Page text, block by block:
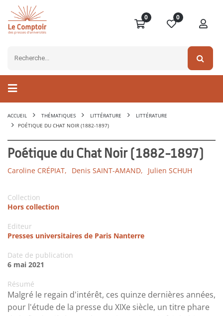
0 0
ACCUEIL THÉMATIQUES LITTÉRATURE
LITTÉRATURE
POÉTIQUE DU CHAT NOIR (1882-1897)
Poétique du Chat Noir (1882-1897)
Caroline CRÉPIAT, Denis SAINT-AMAND, Julien SCHUH
Collection
Hors collection
Editeur
Presses universitaires de Paris Nanterre
Date de publication
6 mai 2021
Résumé
Malgré le regain d'intérêt, ces quinze dernières années,
pour l'étude de la presse du XIXe siècle, un titre phare